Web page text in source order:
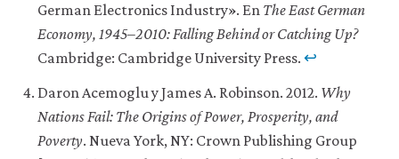
German Electronics Industry». En The East German
Economy, 1945–2010: Falling Behind or Catching Up?
Cambridge: Cambridge University Press. ↩
Daron Acemoglu y James A. Robinson. 2012. Why
Nations Fail: The Origins of Power, Prosperity, and
Poverty. Nueva York, NY: Crown Publishing Group